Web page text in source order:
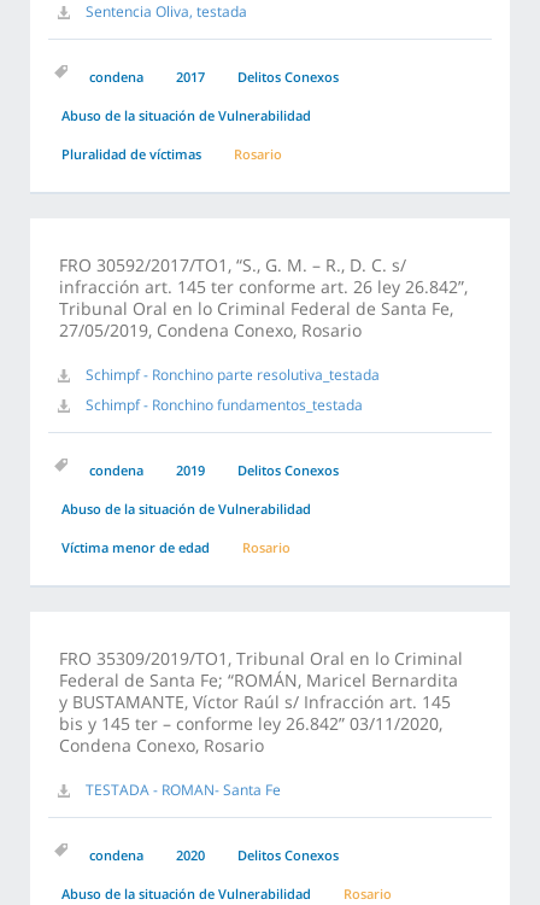
Sentencia Oliva, testada
condena 2017 Delitos Conexos
Abuso de la situación de Vulnerabilidad
Pluralidad de víctimas Rosario
FRO 30592/2017/TO1, “S., G. M. – R., D. C. s/
infracción art. 145 ter conforme art. 26 ley 26.842”,
Tribunal Oral en lo Criminal Federal de Santa Fe,
27/05/2019, Condena Conexo, Rosario
Schimpf - Ronchino parte resolutiva_testada
Schimpf - Ronchino fundamentos_testada
condena 2019 Delitos Conexos
Abuso de la situación de Vulnerabilidad
Víctima menor de edad Rosario
FRO 35309/2019/TO1, Tribunal Oral en lo Criminal
Federal de Santa Fe; “ROMÁN, Maricel Bernardita
y BUSTAMANTE, Víctor Raúl s/ Infracción art. 145
bis y 145 ter – conforme ley 26.842” 03/11/2020,
Condena Conexo, Rosario
TESTADA - ROMAN- Santa Fe
condena 2020 Delitos Conexos
Abuso de la situación de Vulnerabilidad Rosario